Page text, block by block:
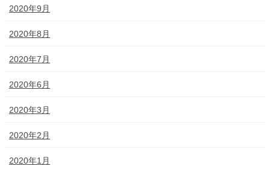
2020年9月
2020年8月
2020年7月
2020年6月
2020年3月
2020年2月
2020年1月